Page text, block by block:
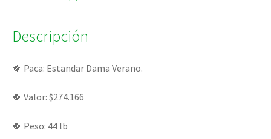
Descripción
🍀 Paca: Estandar Dama Verano.
🍀 Valor: $274.166
🍀 Peso: 44 lb